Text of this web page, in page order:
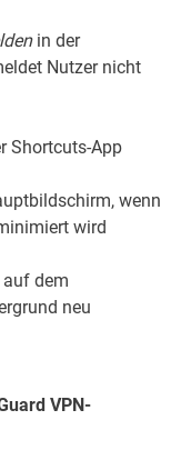
in der
Nutzer nicht
Shortcuts-App
wenn
wird
dem
neu
VPN-